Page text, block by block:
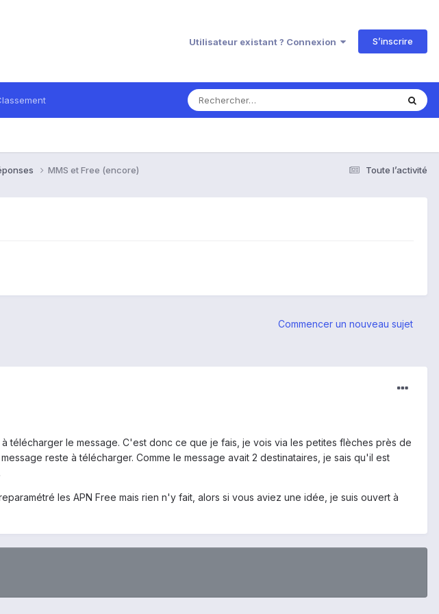
Utilisateur existant ? Connexion S’inscrire
Toute l’activité
MMS et Free (encore)
Commencer un nouveau sujet
télécharger le message. C'est donc ce que je fais, je vois via les petites flèches près de
reste à télécharger. Comme le message avait 2 destinataires, je sais qu'il est
les APN Free mais rien n'y fait, alors si vous aviez une idée, je suis ouvert à